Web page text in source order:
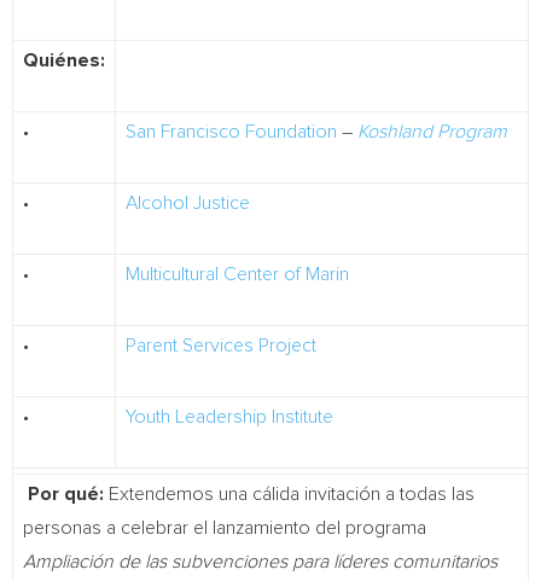
Quiénes:
• San Francisco Foundation – Koshland Program
• Alcohol Justice
• Multicultural Center of Marin
• Parent Services Project
• Youth Leadership Institute
Por qué: Extendemos una cálida invitación a todas las
personas a celebrar el lanzamiento del programa
Ampliación de las subvenciones para líderes comunitarios